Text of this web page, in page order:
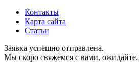
Контакты
Карта сайта
Статьи
Заявка успешно отправлена.
Мы скоро свяжемся с вами, ожидайте.